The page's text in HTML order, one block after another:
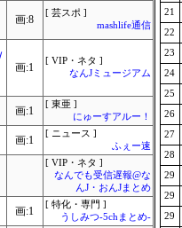
画:8
[ 芸スポ ]
mashlife通信
画:1
[ VIP・ネタ ]
なんJミュージアム
画:1
[ 東亜 ]
にゅーすアルー！
画:1
[ ニュース ]
ふぇー速
[ VIP・ネタ ]
なんでも受信遅報@な
んJ・おんJまとめ
画:1
[ 特化・専門 ]
うしみつ-5chまとめ-
21
22
23
24
25
26
27
28
29
29
29